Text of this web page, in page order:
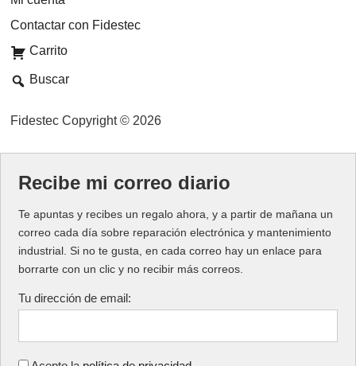
Contactar con Fidestec
Carrito
Buscar
Fidestec Copyright © 2026
Recibe mi correo diario
Te apuntas y recibes un regalo ahora, y a partir de mañana un
correo cada día sobre reparación electrónica y mantenimiento
industrial. Si no te gusta, en cada correo hay un enlace para
borrarte con un clic y no recibir más correos.
Tu dirección de email: